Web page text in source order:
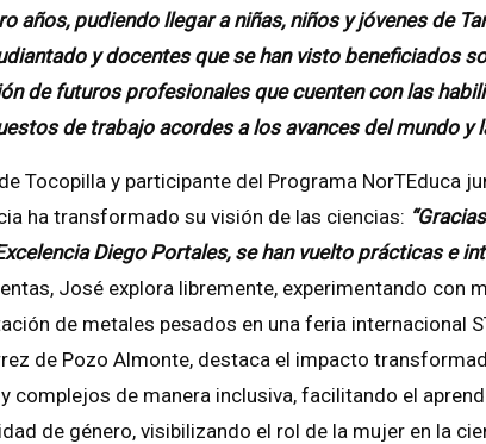
pudiendo llegar a niñas, niños y jóvenes de
y docentes que se han visto beneficiados
de futuros profesionales que cuenten con las
de trabajo acordes a los avances del mundo y
Tocopilla y participante del Programa NorTEduca
ha transformado su visión de las ciencias:
Diego Portales, se han vuelto prácticas e
José explora libremente, experimentando con
de metales pesados en una feria internacional
de Pozo Almonte, destaca el impacto
de manera inclusiva, facilitando el
de género, visibilizando el rol de la mujer en la